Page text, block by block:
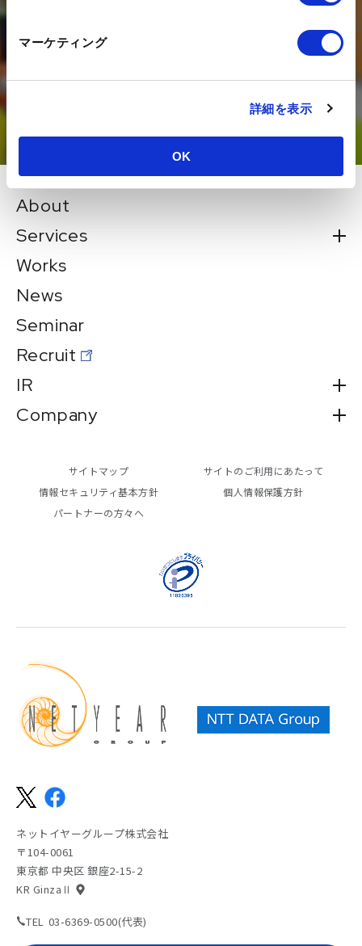
マーケティング
詳細を表示
OK
DXの推進にあたってのお悩みを、
About
Services
Works
News
Seminar
Recruit
IR
Company
サイトのご利用にあたって
個人情報保護方針
情報セキュリティ基本方針
パートナーの方々へ
サイトマップ
ネットイヤーグループ株式会社
〒104-0061
東京都 中央区 銀座2-15-2
KR GinzaⅡ
TEL 03-6369-0500(代表)